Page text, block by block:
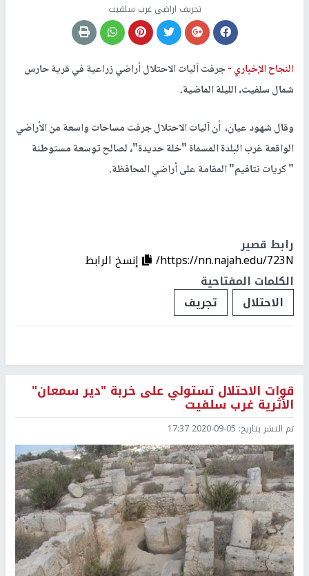
تجريف اراضي غرب سلفيت
النجاح الإخباري -جرفت آليات الاحتلال أراضي زراعية في قرية حارس
شمال سلفيت، الليلة الماضية.
وقال شهود عيان، أن آليات الاحتلال جرفت مساحات واسعة من الأراضي
الواقعة غرب البلدة المسماة "خلة حديدة"، لصالح توسعة مستوطنة
" كريات نتافيم" المقامة على أراضي المحافظة.
رابط قصير
https://nn.najah.edu/723N/
إنسخ الرابط
الكلمات المفتاحية
الاحتلال
تجريف
قوات الاحتلال تستولي على خربة "دير سمعان"
الأثرية غرب سلفيت
تم النشر بتاريخ: 2020-09-05 17:37